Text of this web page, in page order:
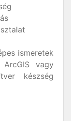
ismeretek
vagy
készség